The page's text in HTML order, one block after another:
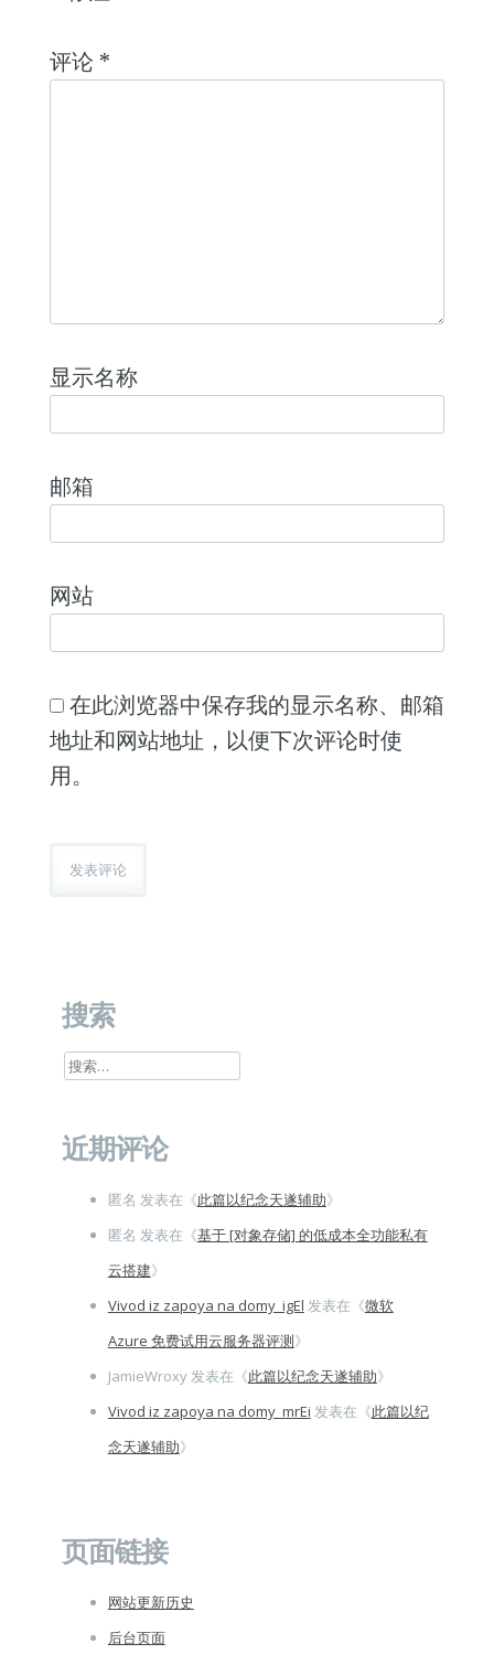
评论 *
显示名称
邮箱
网站
在此浏览器中保存我的显示名称、邮箱
地址和网站地址，以便下次评论时使
用。
搜索
搜
近期评论
匿名 发表在《此篇以纪念天遂辅助》
匿名 发表在《基于 [对象存储] 的低成本全功能私有
云搭建》
Vivod iz zapoya na domy_igEl 发表在《微软
Azure 免费试用云服务器评测》
JamieWroxy发表在《此篇以纪念天遂辅助》
Vivod iz zapoya na domy_mrEi 发表在《此篇以纪
念天遂辅助》
页面链接
网站更新历史
后台页面